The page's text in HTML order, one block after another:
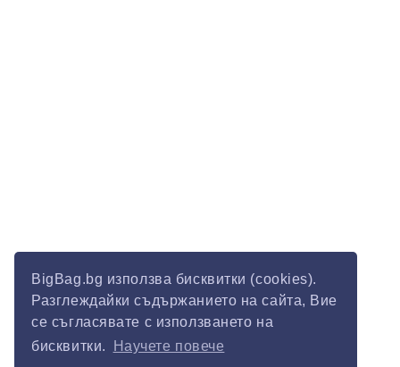
BigBag.bg използва бисквитки (cookies).
Разглеждайки съдържанието на сайта, Вие
се съгласявате с използването на
бисквитки.
Научете повече